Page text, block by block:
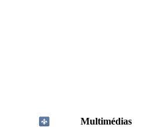
Multimédias